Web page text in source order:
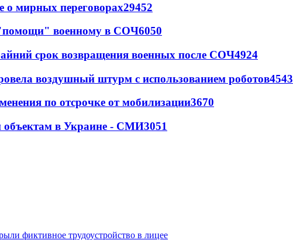
о мирных переговорах29452
военному в СОЧ6050
срок возвращения военных после СОЧ4924
воздушный штурм с использованием роботов4543
по отсрочке от мобилизации3670
объектам в Украине - СМИ3051